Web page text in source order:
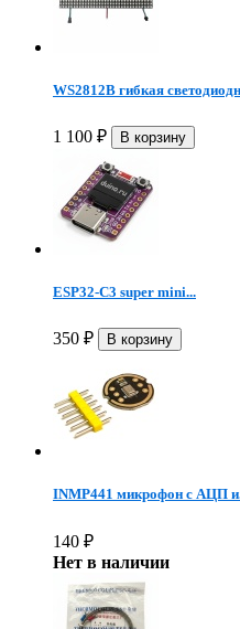
WS2812B гибкая
1 100 ₽
ESP32-C3 super mini...
350 ₽
INMP441 микрофон c АЦП
140 ₽
Нет в наличии